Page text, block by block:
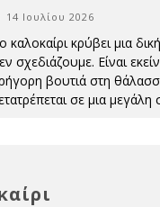
14 Ιουλίου 2026
καλοκαίρι κρύβει μια
σχεδιάζουμε. Είναι
βουτιά στη
σε μια